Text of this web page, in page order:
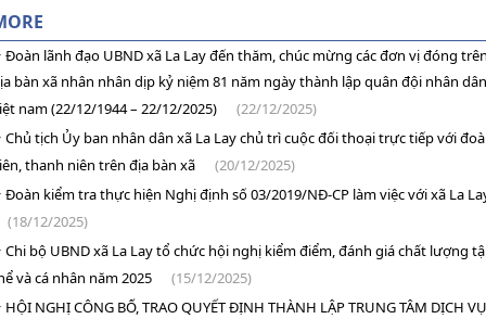
Đoàn lãnh đạo UBND xã La Lay đến thăm, chúc mừng các đơn vị đóng
bàn xã nhân nhân dịp kỷ niệm 81 năm ngày thành lập quân đội nhân dân
nam (22/12/1944 – 22/12/2025)
(22/12/2025)
Chủ tịch Ủy ban nhân dân xã La Lay chủ trì cuộc đối thoại trực tiếp với
thanh niên trên địa bàn xã
(20/12/2025)
Đoàn kiểm tra thực hiện Nghị định số 03/2019/NĐ-CP làm việc với xã La
(18/12/2025)
Chi bộ UBND xã La Lay tổ chức hội nghị kiểm điểm, đánh giá chất lượng
và cá nhân năm 2025
(15/12/2025)
HỘI NGHỊ CÔNG BỐ, TRAO QUYẾT ĐỊNH THÀNH LẬP TRUNG TÂM DỊCH VỤ